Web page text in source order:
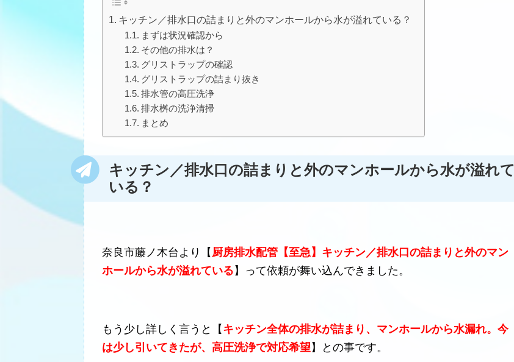
キッチン／排水口の詰まりと外のマンホールから水が溢れている？
まずは状況確認から
その他の排水は？
グリストラップの確認
グリストラップの詰まり抜き
排水管の高圧洗浄
排水桝の洗浄清掃
まとめ
キッチン／排水口の詰まりと外のマンホールから水が溢れて
いる？
奈良市藤ノ木台より【 厨房排水配管【至急】キッチン／排水口の詰まりと外のマン
ホールから水が溢れている 】って依頼が舞い込んできました。
もう少し詳しく言うと【 キッチン全体の排水が詰まり、マンホールから水漏れ。今
は少し引いてきたが、高圧洗浄で対応希望】との事です。